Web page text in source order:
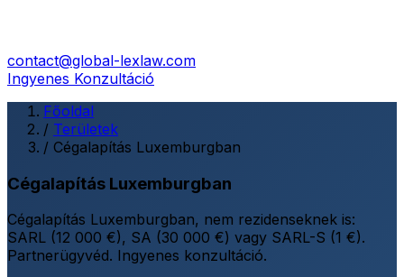
contact@global-lexlaw.com
Ingyenes Konzultáció
Főoldal
/ Területek
/ Cégalapítás Luxemburgban
Cégalapítás Luxemburgban
Cégalapítás Luxemburgban, nem rezidenseknek is:
SARL (12 000 €), SA (30 000 €) vagy SARL-S (1 €).
Partnerügyvéd. Ingyenes konzultáció.